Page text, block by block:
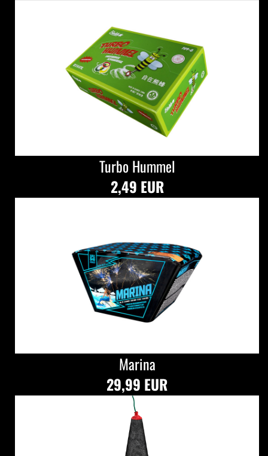
Turbo Hummel
2,49 EUR
Marina
29,99 EUR